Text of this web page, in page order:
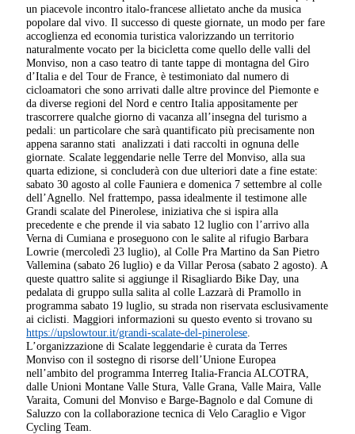
un piacevole incontro italo-francese allietato anche da musica
popolare dal vivo. Il successo di queste giornate, un modo per fare
accoglienza ed economia turistica valorizzando un territorio
naturalmente vocato per la bicicletta come quello delle valli del
Monviso, non a caso teatro di tante tappe di montagna del Giro
d’Italia e del Tour de France, è testimoniato dal numero di
cicloamatori che sono arrivati dalle altre province del Piemonte e
da diverse regioni del Nord e centro Italia appositamente per
trascorrere qualche giorno di vacanza all’insegna del turismo a
pedali: un particolare che sarà quantificato più precisamente non
appena saranno stati analizzati i dati raccolti in ognuna delle
giornate. Scalate leggendarie nelle Terre del Monviso, alla sua
quarta edizione, si concluderà con due ulteriori date a fine estate:
sabato 30 agosto al colle Fauniera e domenica 7 settembre al colle
dell’Agnello. Nel frattempo, passa idealmente il testimone alle
Grandi scalate del Pinerolese, iniziativa che si ispira alla
precedente e che prende il via sabato 12 luglio con l’arrivo alla
Verna di Cumiana e proseguono con le salite al rifugio Barbara
Lowrie (mercoledì 23 luglio), al Colle Pra Martino da San Pietro
Vallemina (sabato 26 luglio) e da Villar Perosa (sabato 2 agosto). A
queste quattro salite si aggiunge il Risagliardo Bike Day, una
pedalata di gruppo sulla salita al colle Lazzarà di Pramollo in
programma sabato 19 luglio, su strada non riservata esclusivamente
ai ciclisti. Maggiori informazioni su questo evento si trovano su
https://upslowtour.it/grandi-scalate-del-pinerolese
L’organizzazione di Scalate leggendarie è curata da Terres
Monviso con il sostegno di risorse dell’Unione Europea
nell’ambito del programma Interreg Italia-Francia ALCOTRA,
dalle Unioni Montane Valle Stura, Valle Grana, Valle Maira, Valle
Varaita, Comuni del Monviso e Barge-Bagnolo e dal Comune di
Saluzzo con la collaborazione tecnica di Velo Caraglio e Vigor
Cycling Team.